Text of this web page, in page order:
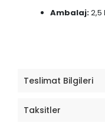
Ambalaj:2,5
Teslimat Bilgileri
Taksitler